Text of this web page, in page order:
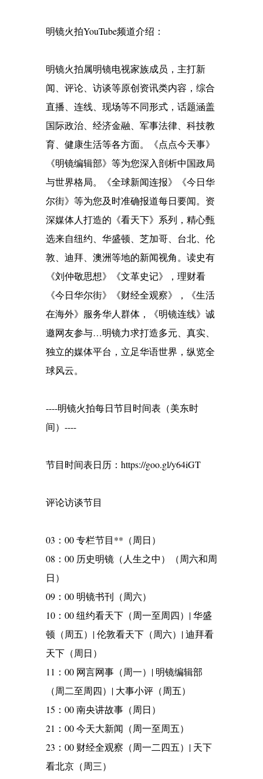
明镜火拍YouTube频道介绍：
明镜火拍属明镜电视家族成员，主打新
闻、评论、访谈等原创资讯类内容，综合
直播、连线、现场等不同形式，话题涵盖
国际政治、经济金融、军事法律、科技教
育、健康生活等各方面。《点点今天事》
《明镜编辑部》等为您深入剖析中国政局
与世界格局。《全球新闻连报》《今日华
尔街》等为您及时准确报道每日要闻。资
深媒体人打造的《看天下》系列，精心甄
选来自纽约、华盛顿、芝加哥、台北、伦
敦、迪拜、澳洲等地的新闻视角。读史有
《刘仲敬思想》《文革史记》，理财看
《今日华尔街》《财经全观察》，《生活
在海外》服务华人群体，《明镜连线》诚
邀网友参与…明镜力求打造多元、真实、
独立的媒体平台，立足华语世界，纵览全
球风云。
----明镜火拍每日节目时间表（美东时
间）----
节目时间表日历：https://goo.gl/y64iGT
评论访谈节目
03：00 专栏节目**（周日）
08：00 历史明镜（人生之中）（周六和周
日）
09：00 明镜书刊（周六）
10：00 纽约看天下（周一至周四）| 华盛
顿（周五）| 伦敦看天下（周六）| 迪拜看
天下（周日）
11：00 网言网事（周一）| 明镜编辑部
（周二至周四）| 大事小评（周五）
15：00 南央讲故事（周日）
21：00 今天大新闻（周一至周五）
23：00 财经全观察（周一二四五）| 天下
看北京（周三）